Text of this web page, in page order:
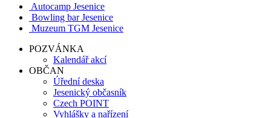
Autocamp Jesenice
Bowling bar Jesenice
Muzeum TGM Jesenice
POZVÁNKA
Kalendář akcí
OBČAN
Úřední deska
Jesenický občasník
Czech POINT
Vyhlášky a nařízení